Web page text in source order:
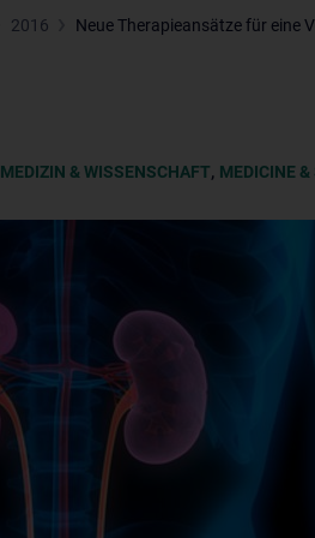
2016 Neue Therapieansätze für eine
MEDIZIN & WISSENSCHAFT, MEDICINE &